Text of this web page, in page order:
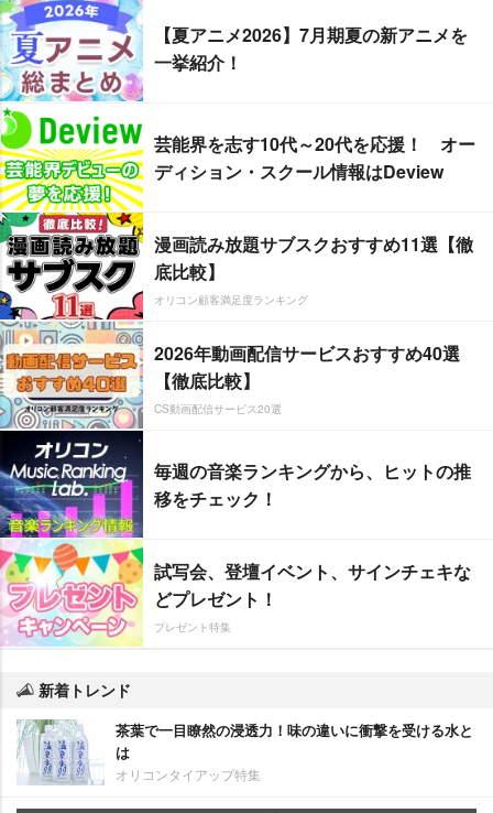
【夏アニメ2026】7月期夏の新アニメを
一挙紹介！
芸能界を志す10代～20代を応援！ オー
ディション・スクール情報はDeview
漫画読み放題サブスクおすすめ11選【徹
底比較】
オリコン顧客満足度ランキング
2026年動画配信サービスおすすめ40選
【徹底比較】
CS動画配信サービス20選
毎週の音楽ランキングから、ヒットの推
移をチェック！
試写会、登壇イベント、サインチェキな
どプレゼント！
プレゼント特集
新着トレンド
茶葉で一目瞭然の浸透力！味の違いに衝撃を受ける水と
は
オリコンタイアップ特集